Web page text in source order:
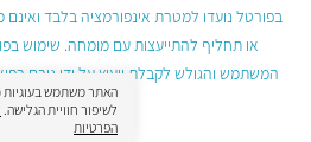
בפורטל נועדו למטרת אינפורמציה בלבד
או תחליף להתייעצות עם מומחה. שימוש
המשתמש והגולש לקבלת ייעוץ על ידי גורם
בפורטל.
לשיפור חוויית הגלישה.
הפרטיות